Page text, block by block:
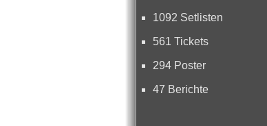
1092 Setlisten
561 Tickets
294 Poster
47 Berichte